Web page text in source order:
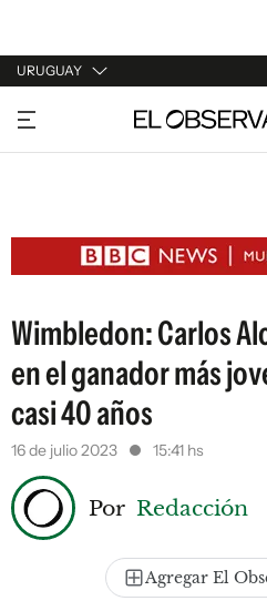
URUGUAY
URUGUAY
ARGENTINA
ESTADOS UNIDOS
Wimbledon: Carlos
en el ganador más
casi 40 años
16 de julio 2023 15:41 hs
Por Redacción
Agregar El